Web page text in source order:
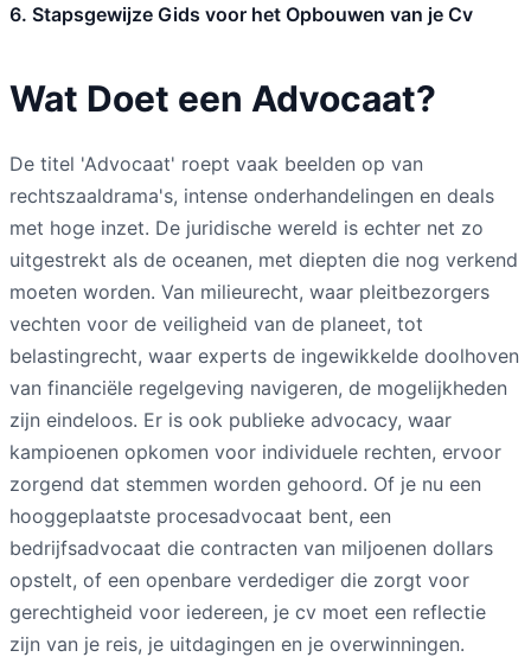
6. Stapsgewijze Gids voor het Opbouwen van je Cv
Wat Doet een Advocaat?
De titel 'Advocaat' roept vaak beelden op van
rechtszaaldrama's, intense onderhandelingen en deals
met hoge inzet. De juridische wereld is echter net zo
uitgestrekt als de oceanen, met diepten die nog verkend
moeten worden. Van milieurecht, waar pleitbezorgers
vechten voor de veiligheid van de planeet, tot
belastingrecht, waar experts de ingewikkelde doolhoven
van financiële regelgeving navigeren, de mogelijkheden
zijn eindeloos. Er is ook publieke advocacy, waar
kampioenen opkomen voor individuele rechten, ervoor
zorgend dat stemmen worden gehoord. Of je nu een
hooggeplaatste procesadvocaat bent, een
bedrijfsadvocaat die contracten van miljoenen dollars
opstelt, of een openbare verdediger die zorgt voor
gerechtigheid voor iedereen, je cv moet een reflectie
zijn van je reis, je uitdagingen en je overwinningen.